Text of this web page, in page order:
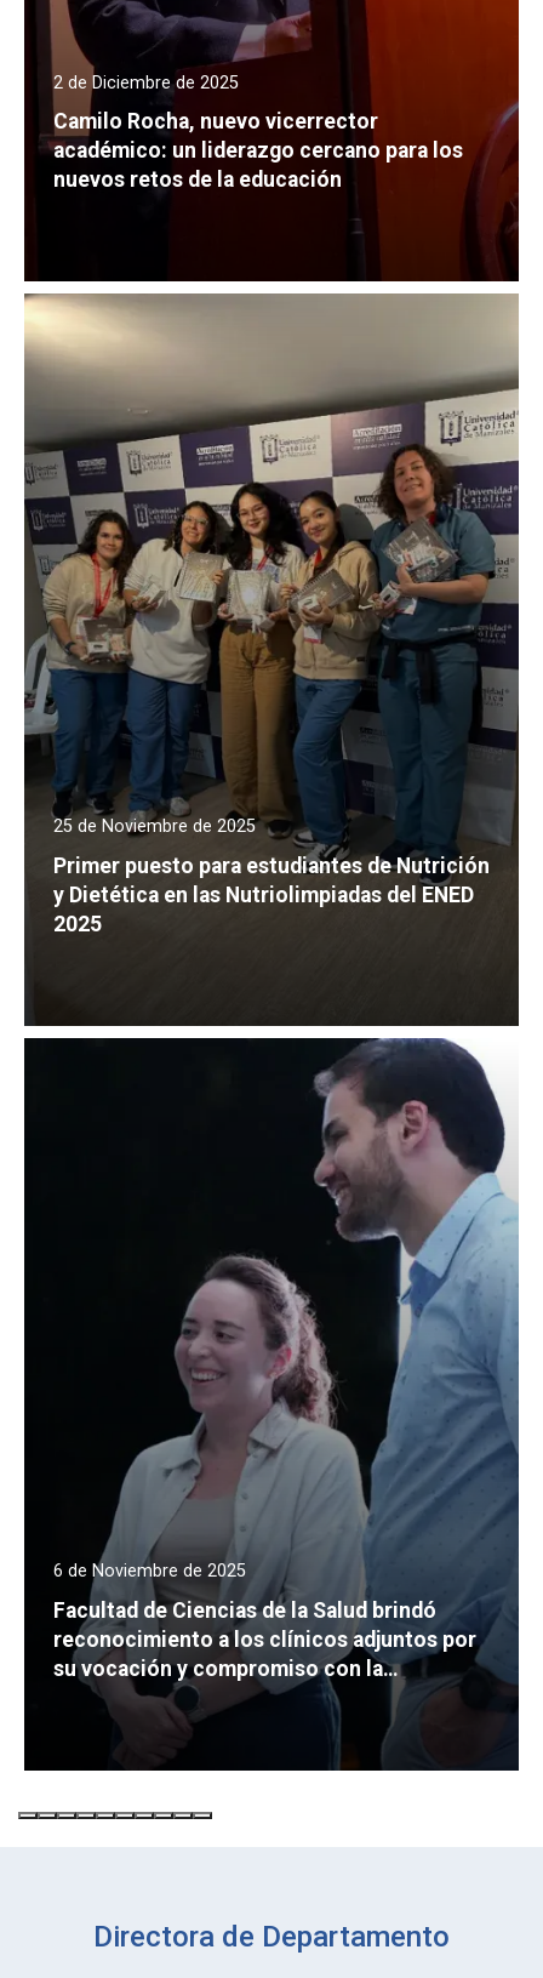
2 de Diciembre de 2025
Camilo Rocha, nuevo vicerrector
académico: un liderazgo cercano para los
nuevos retos de la educación
25 de Noviembre de 2025
Primer puesto para estudiantes de Nutrición
y Dietética en las Nutriolimpiadas del ENED
2025
6 de Noviembre de 2025
Facultad de Ciencias de la Salud brindó
reconocimiento a los clínicos adjuntos por
su vocación y compromiso con la
formación en salud
Directora de Departamento